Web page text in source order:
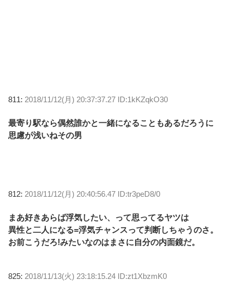
811: 2018/11/12(月) 20:37:37.27 ID:1kKZqkO30
最寄り駅なら偶然誰かと一緒になることもあるだろうに
思慮が浅いねその男
812: 2018/11/12(月) 20:40:56.47 ID:tr3peD8/0
まあ好きあらば浮気したい、って思ってるヤツは
異性と二人になる=浮気チャンスって判断しちゃうのさ。
お前こうだろ!みたいなのはまさに自分の内面鏡だ。
825: 2018/11/13(火) 23:18:15.24 ID:zt1XbzmK0